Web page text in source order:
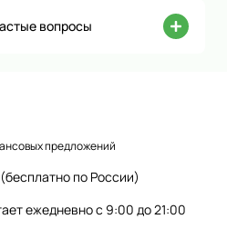
вопросы
предложений
(бесплатно по России)
ежедневно с 9:00 до 21:00